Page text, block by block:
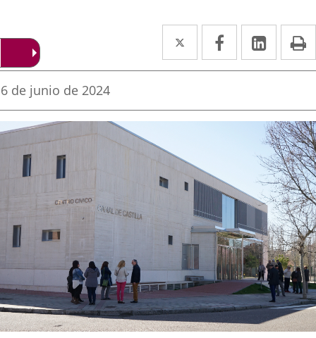
Twitter
Enlace
a
aplicación
Facebook
Enlace
a
aplicación
externa.
Enlace
a
Fecha
la
noticia
6 de junio de 2024